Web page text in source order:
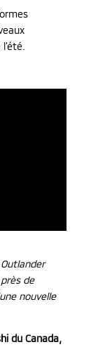
de
nouvelle
du Canada,